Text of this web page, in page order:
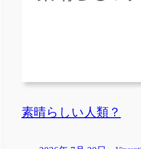
素晴らしい人類？